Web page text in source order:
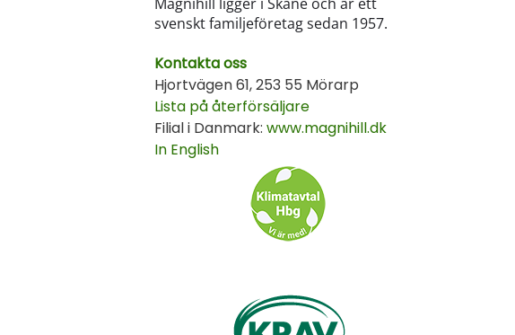
svenskt familjeföretag sedan 1957.
Kontakta oss
Hjortvägen 61, 253 55 Mörarp
Lista på återförsäljare
Filial i Danmark: www.magnihill.dk
In English